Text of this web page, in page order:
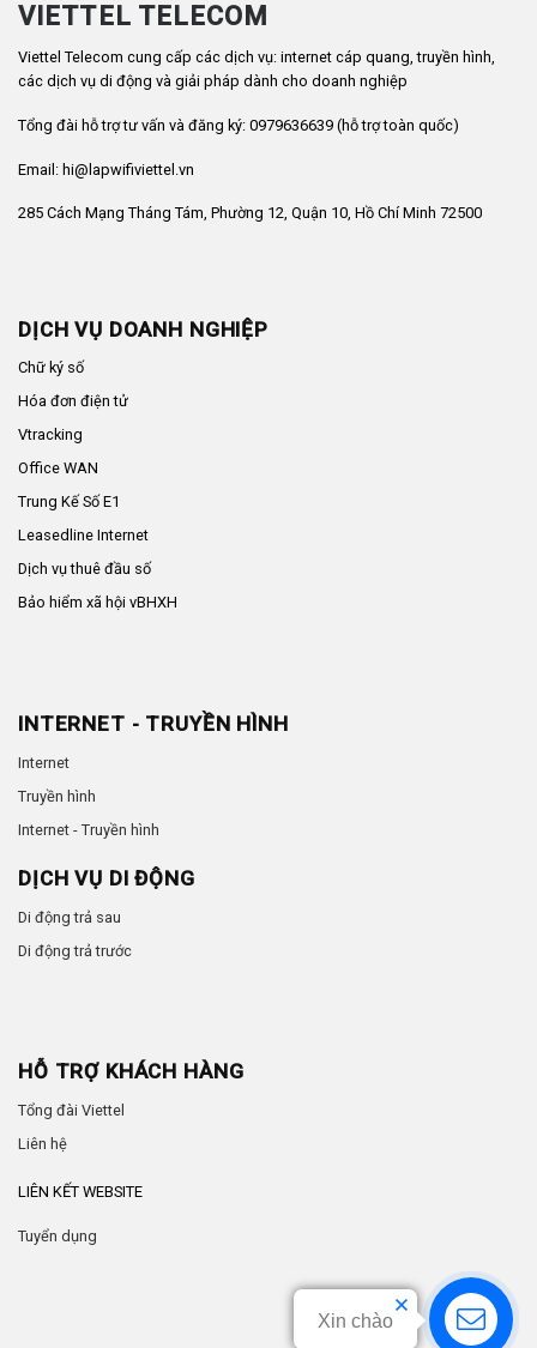
VIETTEL TELECOM
Viettel Telecom cung cấp các dịch vụ: internet cáp quang, truyền hình,
các dịch vụ di động và giải pháp dành cho doanh nghiệp
Tổng đài hỗ trợ tư vấn và đăng ký: 0979636639 (hỗ trợ toàn quốc)
Email: hi@lapwifiviettel.vn
285 Cách Mạng Tháng Tám, Phường 12, Quận 10, Hồ Chí Minh 72500
DỊCH VỤ DOANH NGHIỆP
Chữ ký số
Hóa đơn điện tử
Vtracking
Office WAN
Trung Kế Số E1
Leasedline Internet
Dịch vụ thuê đầu số
Bảo hiểm xã hội vBHXH
INTERNET - TRUYỀN HÌNH
Internet
Truyền hình
Internet - Truyền hình
DỊCH VỤ DI ĐỘNG
Di động trả sau
Di động trả trước
HỖ TRỢ KHÁCH HÀNG
Tổng đài Viettel
Liên hệ
LIÊN KẾT WEBSITE
Tuyển dụng
Xin chào